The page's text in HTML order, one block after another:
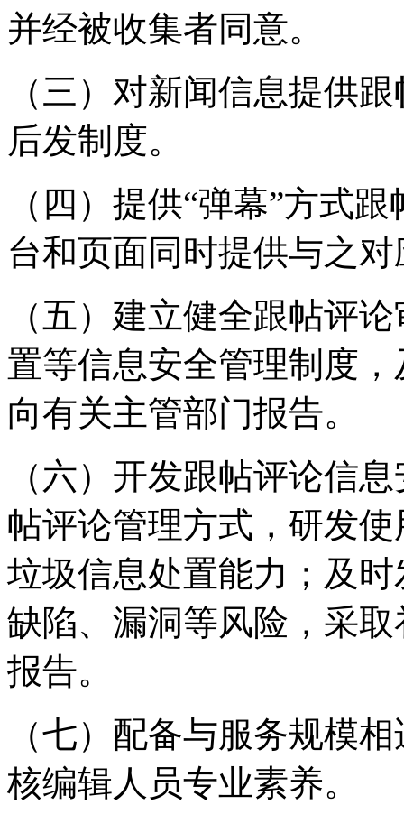
并经被收集者同意。
（三）对新闻信息提供
后发制度。
（四）提供“弹幕”方式
台和页面同时提供与之
（五）建立健全跟帖评
置等信息安全管理制度
向有关主管部门报告。
（六）开发跟帖评论信
帖评论管理方式，研发
垃圾信息处置能力；及
缺陷、漏洞等风险，采
报告。
（七）配备与服务规模
核编辑人员专业素养。